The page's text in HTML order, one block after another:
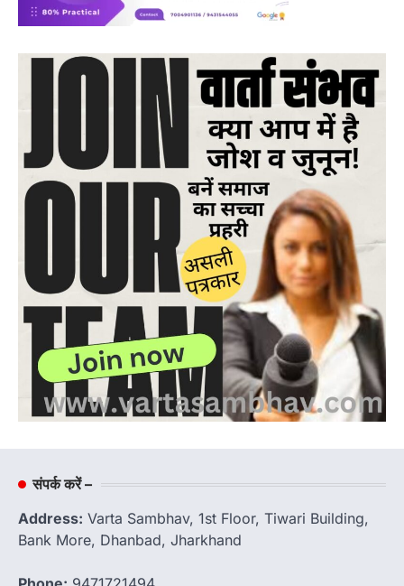
संपर्क करें –
Address: Varta Sambhav, 1st Floor, Tiwari Building,
Bank More, Dhanbad, Jharkhand